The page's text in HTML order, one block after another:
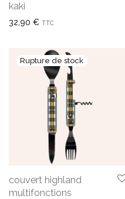
kaki
32,90 € TTC
couvert highland
multifonctions